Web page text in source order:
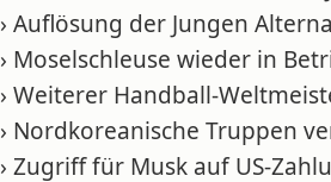
› Auflösung der Jungen
› Moselschleuse wieder in
› Weiterer Handball-
› Nordkoreanische Truppen
› Zugriff für Musk auf US-